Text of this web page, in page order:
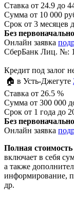
Ставка от 24.9 до
Сумма от 10 000
Срок от 3 месяцев
Без
Онлайн заявка
СберБанк Лиц. №:
Кредит под залог
🏠 в Усть-Джегуте
Ставка от 26.5 %
Сумма от 300 000
Срок от 1 года до
Без
Онлайн заявка
Полная
включает в себя
а также
информирование,
др.